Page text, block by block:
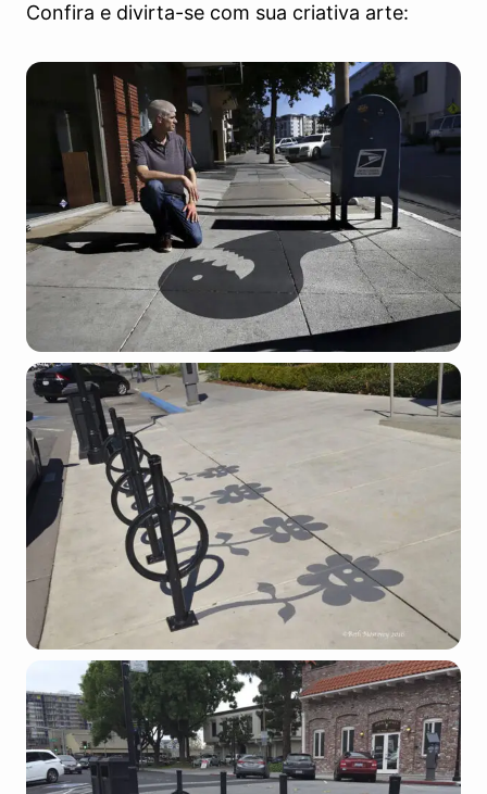
Confira e divirta-se com sua criativa arte: